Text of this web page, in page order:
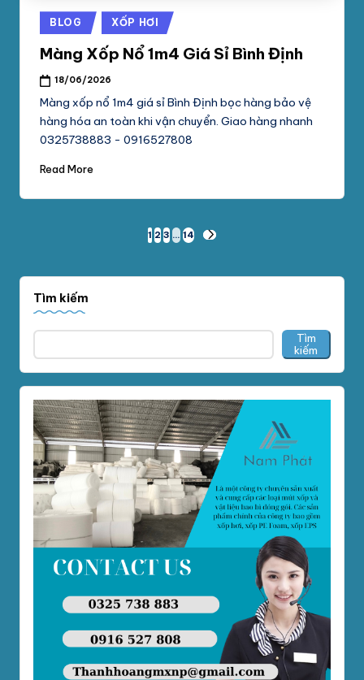
Posted
in
BLOG XỐP HƠI
Màng Xốp Nổ 1m4 Giá Sỉ Bình Định
18/06/2026
Màng xốp nổ 1m4 giá sỉ Bình Định bọc hàng bảo vệ
hàng hóa an toàn khi vận chuyển. Giao hàng nhanh
0325738883 - 0916527808
Read More
trang
bài
viết
1 2 3 … 14
NEXT
Tìm kiếm
Tìm
kiếm